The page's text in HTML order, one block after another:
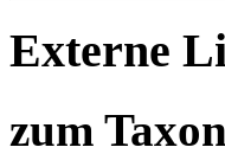
Externe
zum Taxon